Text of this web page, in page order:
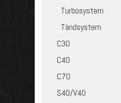
Turbosystem
Tändsystem
C30
C40
C70
S40/V40